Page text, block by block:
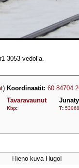
3053 vedolla.
) Koordinaatit: 60.84704
Tavaravaunut
Kbp: T: 53068
Hieno kuva Hugo!